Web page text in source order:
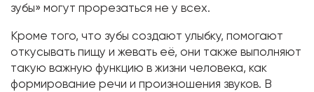
зубы» могут прорезаться не у всех.
Кроме того, что зубы создают улыбку, помогают
откусывать пищу и жевать её, они также выполняют
такую важную функцию в жизни человека, как
формирование речи и произношения звуков. В